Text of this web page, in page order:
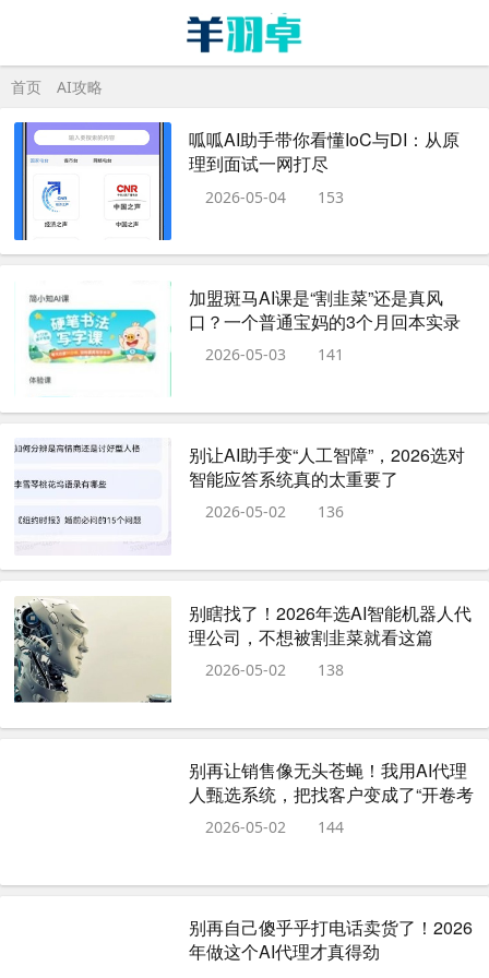
首页 AI攻略
呱呱AI助手带你看懂IoC与DI：从原
理到面试一网打尽
2026-05-04 153
加盟斑马AI课是“割韭菜”还是真风
口？一个普通宝妈的3个月回本实录
2026-05-03 141
别让AI助手变“人工智障”，2026选对
智能应答系统真的太重要了
2026-05-02 136
别瞎找了！2026年选AI智能机器人代
理公司，不想被割韭菜就看这篇
2026-05-02 138
别再让销售像无头苍蝇！我用AI代理
人甄选系统，把找客户变成了“开卷考
试”2026-05-02 144
别再自己傻乎乎打电话卖货了！2026
年做这个AI代理才真得劲